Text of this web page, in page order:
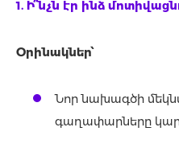
1. Ի՞նչն էր ինձ
Օրինակներ՝
Նոր նախագծի
գաղափարները